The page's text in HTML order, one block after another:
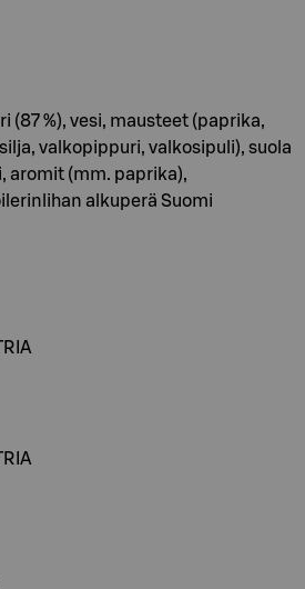
(87 %), vesi, mausteet (paprika,
valkopippuri, valkosipuli), suola
aromit (mm. paprika),
alkuperä Suomi